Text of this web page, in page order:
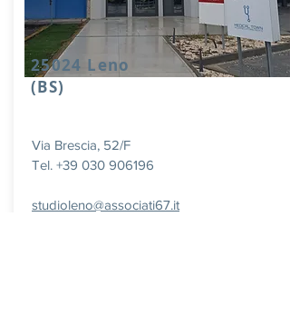
25024 Leno
(BS)
Via Brescia, 52/F
Tel. +39 030 906196
studioleno@associati67.it